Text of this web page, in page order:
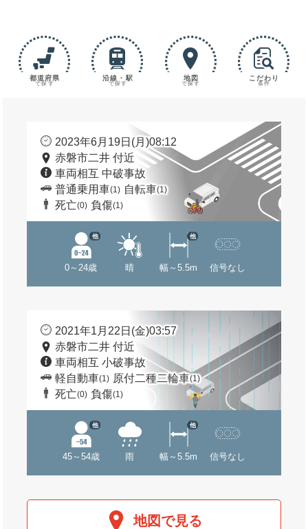
都道府県
で探す
沿線・駅
で探す
地図
で探す
こだわり
条件
2023年6月19日(月)08:12
赤磐市二井 付近
車両相互 中破事故
普通乗用車(1) 自転車(1)
死亡(0) 負傷(1)
0～24歳
他
晴 幅～5.5m
他
信号なし
2021年1月22日(金)03:57
赤磐市二井 付近
車両相互 小破事故
軽自動車(1) 原付二種二輪車(1)
死亡(0) 負傷(1)
45～54歳
他
雨 幅～5.5m
他
信号なし
地図で見る